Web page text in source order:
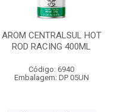
AROM CENTRALSUL HOT
ROD RACING 400ML
Código: 6940
Embalagem: DP 05UN